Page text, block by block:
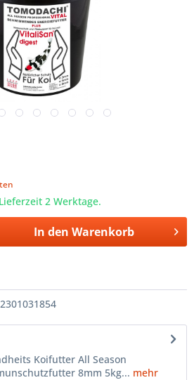
2 Werktage.
In den Warenkorb
2301031854
Koifutter All Season
8mm 5kg... mehr